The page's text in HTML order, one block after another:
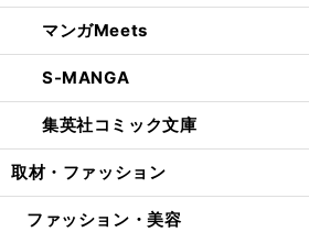
マンガMeets
S-MANGA
集英社コミック文庫
取材・ファッション
ファッション・美容